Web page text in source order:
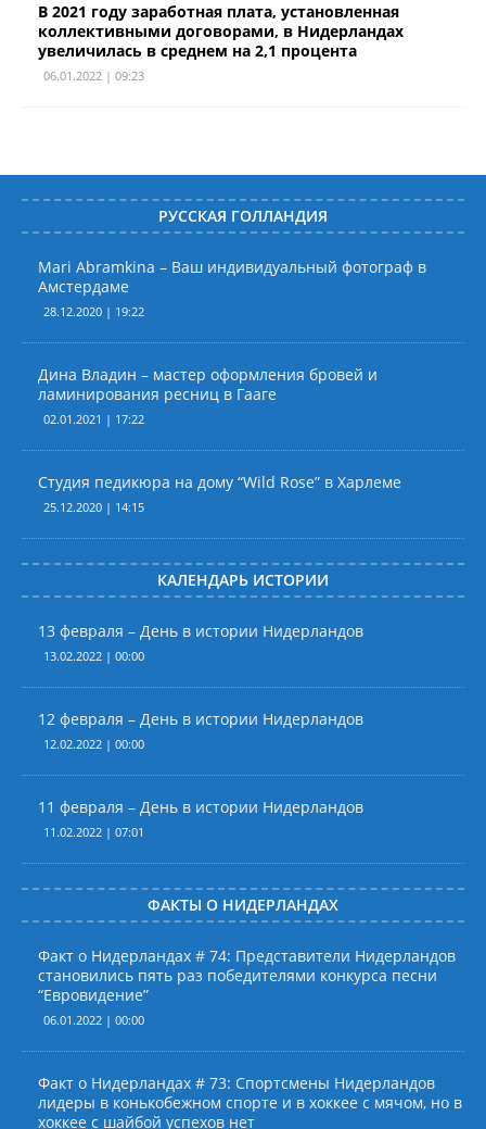
В 2021 году заработная плата, установленная
коллективными договорами, в Нидерландах
увеличилась в среднем на 2,1 процента
06.01.2022 | 09:23
РУССКАЯ ГОЛЛАНДИЯ
Mari Abramkina – Ваш индивидуальный фотограф в
Амстердаме
28.12.2020 | 19:22
Дина Владин – мастер оформления бровей и
ламинирования ресниц в Гааге
02.01.2021 | 17:22
Студия педикюра на дому “Wild Rose” в Харлеме
25.12.2020 | 14:15
КАЛЕНДАРЬ ИСТОРИИ
13 февраля – День в истории Нидерландов
13.02.2022 | 00:00
12 февраля – День в истории Нидерландов
12.02.2022 | 00:00
11 февраля – День в истории Нидерландов
11.02.2022 | 07:01
ФАКТЫ О НИДЕРЛАНДАХ
Факт о Нидерландах # 74: Представители Нидерландов
становились пять раз победителями конкурса песни
“Евровидение”
06.01.2022 | 00:00
Факт о Нидерландах # 73: Спортсмены Нидерландов
лидеры в конькобежном спорте и в хоккее с мячом, но в
хоккее с шайбой успехов нет